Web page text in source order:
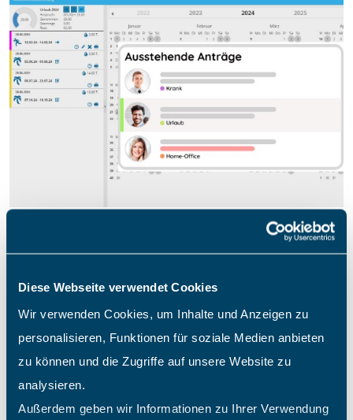
Diese Webseite verwendet Cookies
Wir verwenden Cookies, um Inhalte und Anzeigen zu
personalisieren, Funktionen für soziale Medien anbieten
zu können und die Zugriffe auf unsere Website zu
analysieren.
Außerdem geben wir Informationen zu Ihrer Verwendung
Stundenkonto für jeden
Mitarbeiter
So funktioniert’s